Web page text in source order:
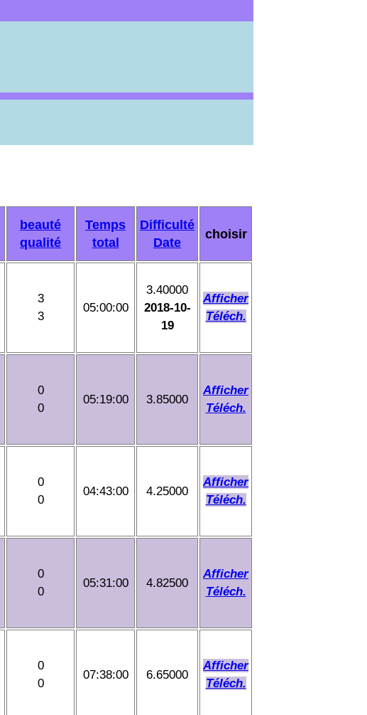
beauté
qualité
Temps
total
Difficulté
Date
choisir
3
3
05:00:00
3.40000
2018-10-
19
Afficher
Téléch.
0
0
05:19:00 3.85000
Afficher
Téléch.
0
0
04:43:00 4.25000
Afficher
Téléch.
0
0
05:31:00 4.82500
Afficher
Téléch.
0
0
07:38:00 6.65000
Afficher
Téléch.